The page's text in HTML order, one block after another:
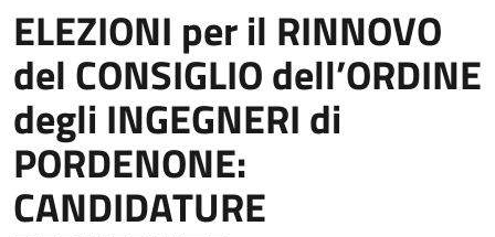
ISCRITTO
PROFESSIONE
AGGIORNAMENTO PROFESSIONALE
ELEZIONI per il RINNOVO
del CONSIGLIO dell’ORDINE
degli INGEGNERI di
PORDENONE:
CANDIDATURE